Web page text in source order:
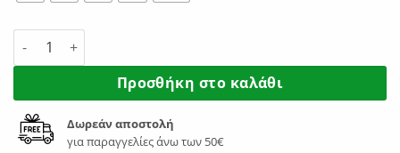
Puma Essentials Tape Sweatpants 684680-87 ποσότητα
Προσθήκη στο καλάθι
Δωρεάν αποστολή
για παραγγελίες άνω των 50€